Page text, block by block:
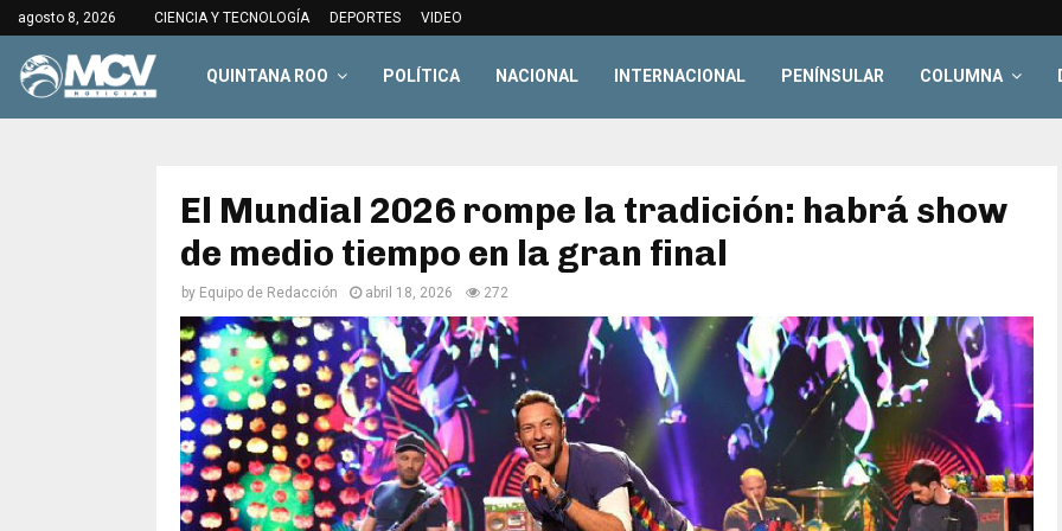
agosto 8, 2026 CIENCIA Y TECNOLOGÍA DEPORTES VIDEO
QUINTANA ROO POLÍTICA NACIONAL INTERNACIONAL PENÍNSULAR COLUMNA
El Mundial 2026 rompe la tradición: habrá show
de medio tiempo en la gran final
by Equipo de Redacción abril 18, 2026 272